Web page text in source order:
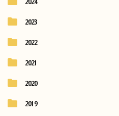
2023
2022
2021
2020
2019